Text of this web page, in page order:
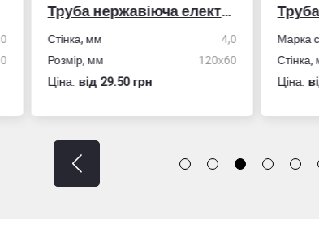
Труба нержавіюча електрозварна профільна
Стінка, мм
4,0
Розмір, мм
120х60
Ціна:вiд 29.50 грн
Марка
Стінка,
Ціна: